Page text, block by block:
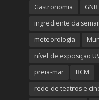
Gastronomia
GNR
ingrediente da
meteorologia
nível de exposição
preia-mar
RCM
rede de teatros e